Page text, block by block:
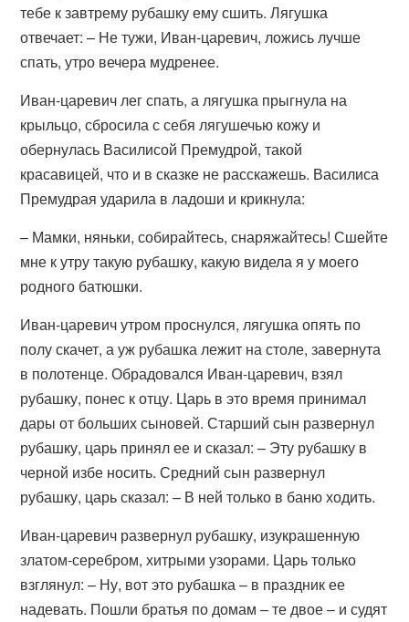
тебе к завтрему рубашку ему сшить. Лягушка
отвечает: – Не тужи, Иван-царевич, ложись лучше
спать, утро вечера мудренее.
Иван-царевич лег спать, а лягушка прыгнула на
крыльцо, сбросила с себя лягушечью кожу и
обернулась Василисой Премудрой, такой
красавицей, что и в сказке не расскажешь. Василиса
Премудрая ударила в ладоши и крикнула:
– Мамки, няньки, собирайтесь, снаряжайтесь! Сшейте
мне к утру такую рубашку, какую видела я у моего
родного батюшки.
Иван-царевич утром проснулся, лягушка опять по
полу скачет, а уж рубашка лежит на столе, завернута
в полотенце. Обрадовался Иван-царевич, взял
рубашку, понес к отцу. Царь в это время принимал
дары от больших сыновей. Старший сын развернул
рубашку, царь принял ее и сказал: – Эту рубашку в
черной избе носить. Средний сын развернул
рубашку, царь сказал: – В ней только в баню ходить.
Иван-царевич развернул рубашку, изукрашенную
златом-серебром, хитрыми узорами. Царь только
взглянул: – Ну, вот это рубашка – в праздник ее
надевать. Пошли братья по домам – те двое – и судят